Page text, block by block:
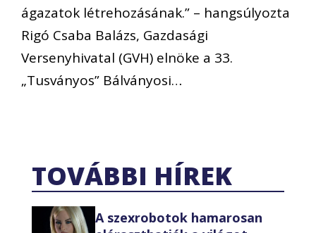
ágazatok létrehozásának.” – hangsúlyozta
Rigó Csaba Balázs, Gazdasági
Versenyhivatal (GVH) elnöke a 33.
„Tusványos” Bálványosi…
TOVÁBBI HÍREK
A szexrobotok hamarosan